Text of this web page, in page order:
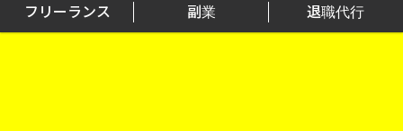
フリーランス 副業 退職代行